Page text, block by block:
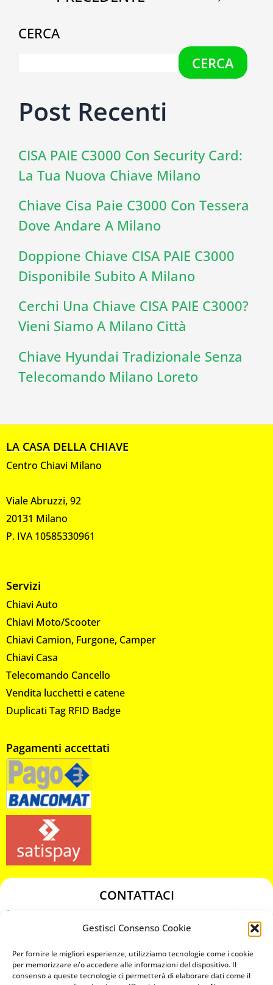
Gestisci Consenso Cookie
Per fornire le migliori esperienze, utilizziamo tecnologie come i cookie
per memorizzare e/o accedere alle informazioni del dispositivo. Il
consenso a queste tecnologie ci permetterà di elaborare dati come il
CERCA
CERCA
Post Recenti
CISA PAIE C3000 Con Security Card:
La Tua Nuova Chiave Milano
Chiave Cisa Paie C3000 Con Tessera
Dove Andare A Milano
Doppione Chiave CISA PAIE C3000
Disponibile Subito A Milano
Cerchi Una Chiave CISA PAIE C3000?
Vieni Siamo A Milano Città
Chiave Hyundai Tradizionale Senza
Telecomando Milano Loreto
LA CASA DELLA CHIAVE
Centro Chiavi Milano
Viale Abruzzi, 92
20131 Milano
P. IVA 10585330961
Servizi
Chiavi Auto
Chiavi Moto/Scooter
Chiavi Camion, Furgone, Camper
Chiavi Casa
Telecomando Cancello
Vendita lucchetti e catene
Duplicati Tag RFID Badge
Pagamenti accettati
CONTATTACI
chiavicodificate@gmail.com